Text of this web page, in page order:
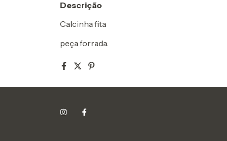
Descrição
Calcinha fita
peça forrada.